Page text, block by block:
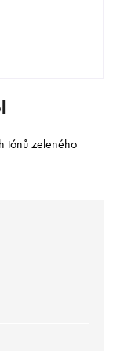
tónů zeleného